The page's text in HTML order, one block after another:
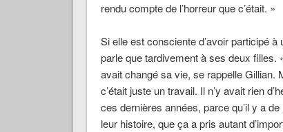
rendu compte de l’horreur que c’était. »
Si elle est consciente d’avoir participé
parle que tardivement à ses deux filles.
avait changé sa vie, se rappelle Gillian.
c’était juste un travail. Il n’y avait rien
ces dernières années, parce qu’il y a
leur histoire, que ça a pris autant